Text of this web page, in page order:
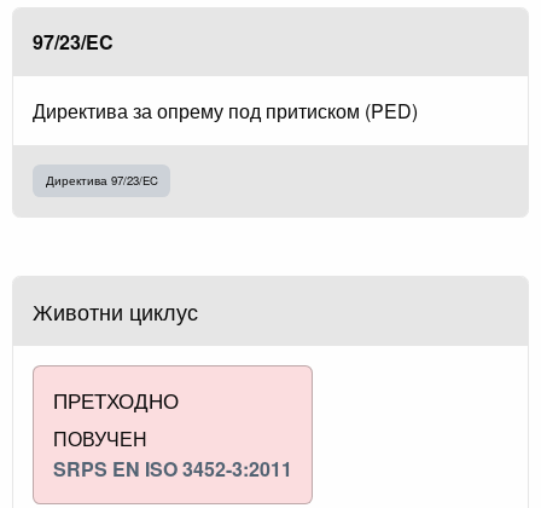
97/23/EC
Директива за опрему под притиском (PED)
Директива 97/23/EC
Животни циклус
ПРЕТХОДНО
ПОВУЧЕН
SRPS EN ISO 3452-3:2011